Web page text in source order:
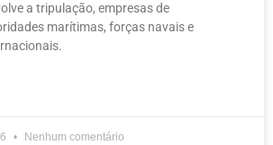
a tripulação, empresas de
marítimas, forças navais e
Nenhum comentário